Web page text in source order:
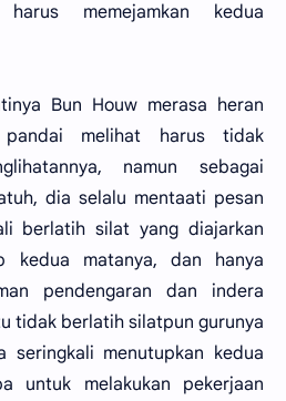
memejamkan kedua
Bun Houw merasa heran
melihat harus tidak
namun sebagai
dia selalu mentaati pesan
berlatih silat yang diajarkan
kedua matanya, dan hanya
pendengaran dan indera
tidak berlatih silatpun gurunya
seringkali menutupkan kedua
untuk melakukan pekerjaan